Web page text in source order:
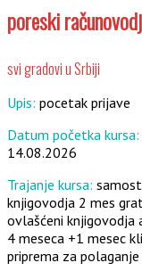
poreski
svi gradovi u Srbiji
Upis: pocetak prijave
Datum početka kursa:
14.08.2026
Trajanje kursa:
knjigovodja 2 mes
ovlašćeni knjigovodja
4 meseca +1 mesec
priprema za polaganje